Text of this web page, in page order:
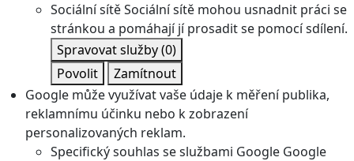
Sociální sítěSociální sítě mohou usnadnit práci se
stránkou a pomáhají jí prosadit se pomocí sdílení.
Spravovat služby(0)
Povolit
Zamítnout
Google může využívat vaše údaje k měření publika,
reklamnímu účinku nebo k zobrazení
personalizovaných reklam.
Specifický souhlas se službami Google Google